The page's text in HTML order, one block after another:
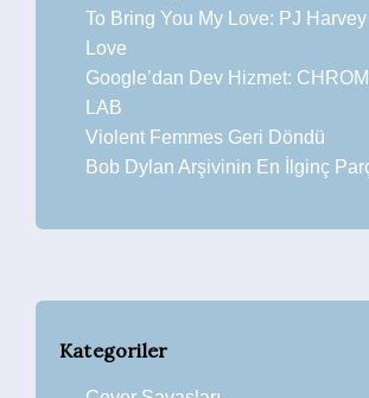
To Bring You My Love: PJ
Love
Google’dan Dev Hizmet:
LAB
Violent Femmes Geri Döndü
Bob Dylan Arşivinin En İlginç
Kategoriler